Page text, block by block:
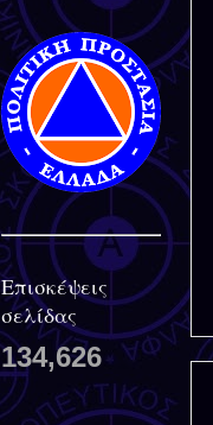
Επισκέψεις
σελίδας
134,626